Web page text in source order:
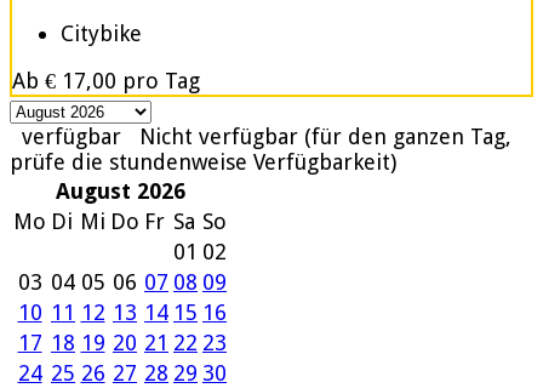
Citybike
Ab € 17,00 pro Tag
verfügbar
Nicht verfügbar (für den ganzen Tag,
prüfe die stundenweise Verfügbarkeit)
August 2026
Mo Di Mi Do Fr Sa So
01 02
03 04 05 06 07 08 09
10 11 12 13 14 15 16
17 18 19 20 21 22 23
24 25 26 27 28 29 30